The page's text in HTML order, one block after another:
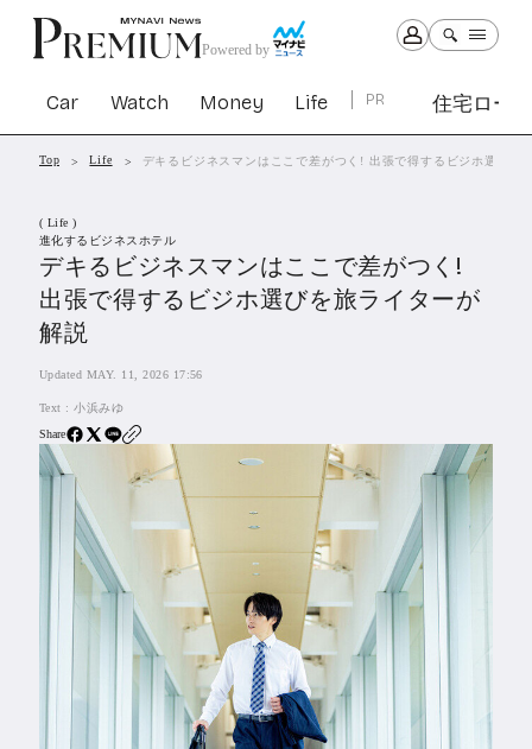
Powered by
Car Watch Money Life PR 住宅ロー
Car Watch
PR
住宅ローン
SBIネオトレード証券
All Articles
特集&連載記事
Feature
Series
Top Life デキるビジネスマンはここで差がつく! 出張で得するビジホ選びを
( Life )
進化するビジネスホテル
デキるビジネスマンはここで差がつく!
出張で得するビジホ選びを旅ライターが
解説
Updated MAY. 11, 2026 17:56
Text :小浜みゆ
Share